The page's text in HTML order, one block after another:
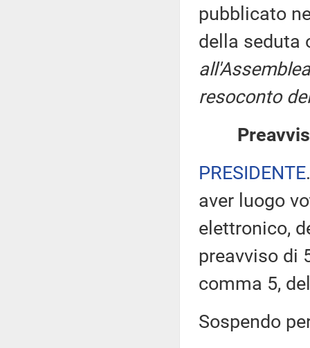
pubblicato
della seduta
resoconto
PRESIDENTE
aver luogo
elettronico,
preavviso di
comma 5,
Sospendo